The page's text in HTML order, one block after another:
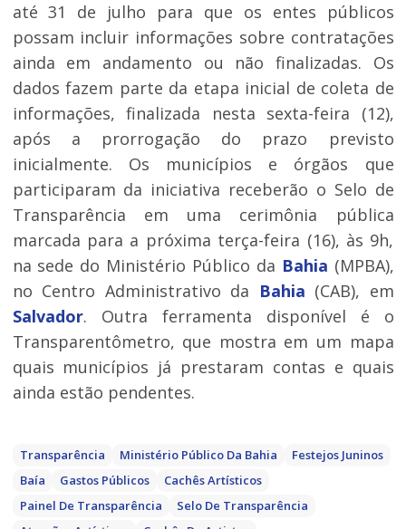
até 31 de julho para que os entes públicos
possam incluir informações sobre contratações
ainda em andamento ou não finalizadas. Os
dados fazem parte da etapa inicial de coleta de
informações, finalizada nesta sexta-feira (12),
após a prorrogação do prazo previsto
inicialmente. Os municípios e órgãos que
participaram da iniciativa receberão o Selo de
Transparência em uma cerimônia pública
marcada para a próxima terça-feira (16), às 9h,
na sede do Ministério Público da Bahia (MPBA),
no Centro Administrativo da Bahia (CAB), em
Salvador. Outra ferramenta disponível é o
Transparentômetro, que mostra em um mapa
quais municípios já prestaram contas e quais
ainda estão pendentes.
Transparência Ministério Público Da Bahia
Festejos Juninos
Baía
Gastos Públicos
Cachês Artísticos
Painel De Transparência
Selo De Transparência